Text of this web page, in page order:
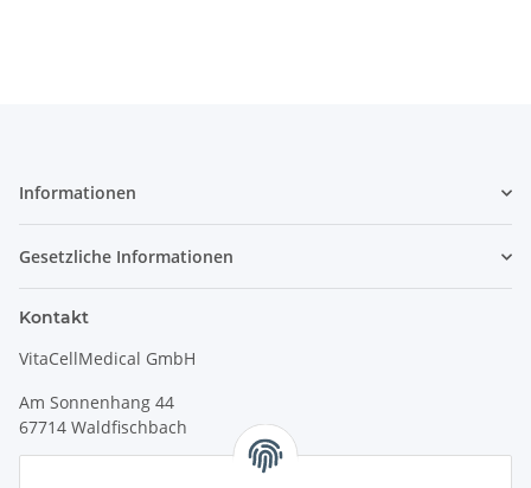
Informationen
Gesetzliche Informationen
Kontakt
VitaCellMedical GmbH
Am Sonnenhang 44
67714 Waldfischbach